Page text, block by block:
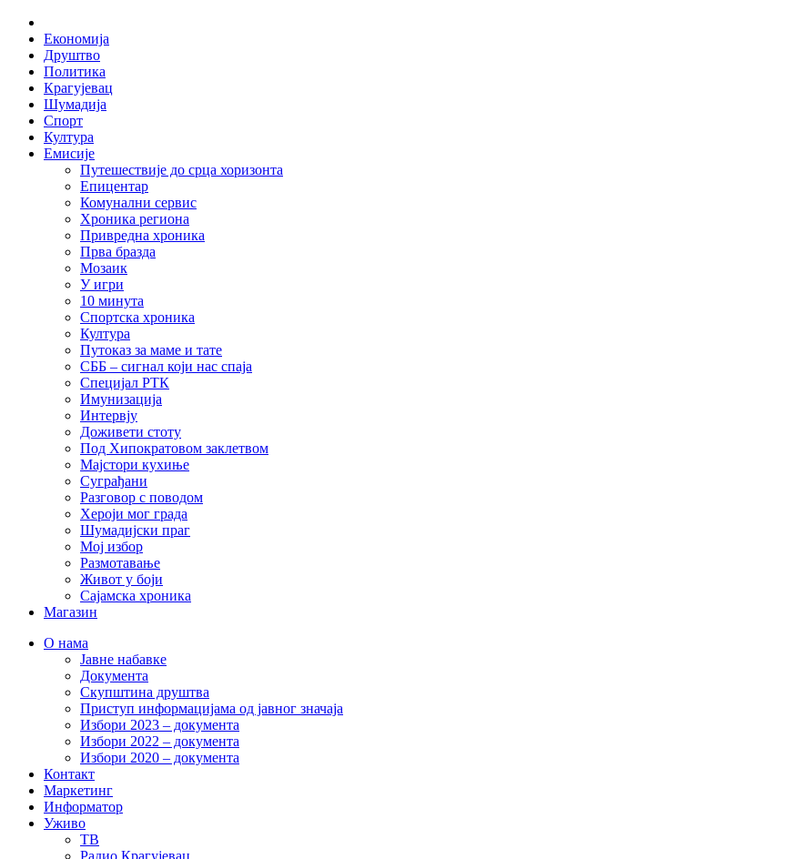
Skip
content
Економија
Друштво
Политика
Крагујевац
Шумадија
Спорт
Култура
Емисије
Путешествије до срца хоризонта
Епицентар
Комунални сервис
Хроника региона
Привредна хроника
Прва бразда
Мозаик
У игри
10 минута
Спортска хроника
Култура
Путоказ за маме и тате
СББ – сигнал који нас спаја
Специјал РТК
Имунизација
Интервју
Доживети стоту
Под Хипократовом заклетвом
Мајстори кухиње
Суграђани
Разговор с поводом
Хероји мог града
Шумадијски праг
Мој избор
Размотавање
Живот у боји
Сајамска хроника
Магазин
О нама
Јавне набавке
Документа
Скупштина друштва
Приступ информацијама од јавног значаја
Избори 2023 – документа
Избори 2022 – документа
Избори 2020 – документа
Контакт
Маркетинг
Информатор
Уживо
ТВ
Радио Крагујевац